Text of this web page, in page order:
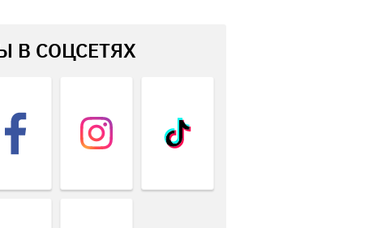
В СОЦСЕТЯХ